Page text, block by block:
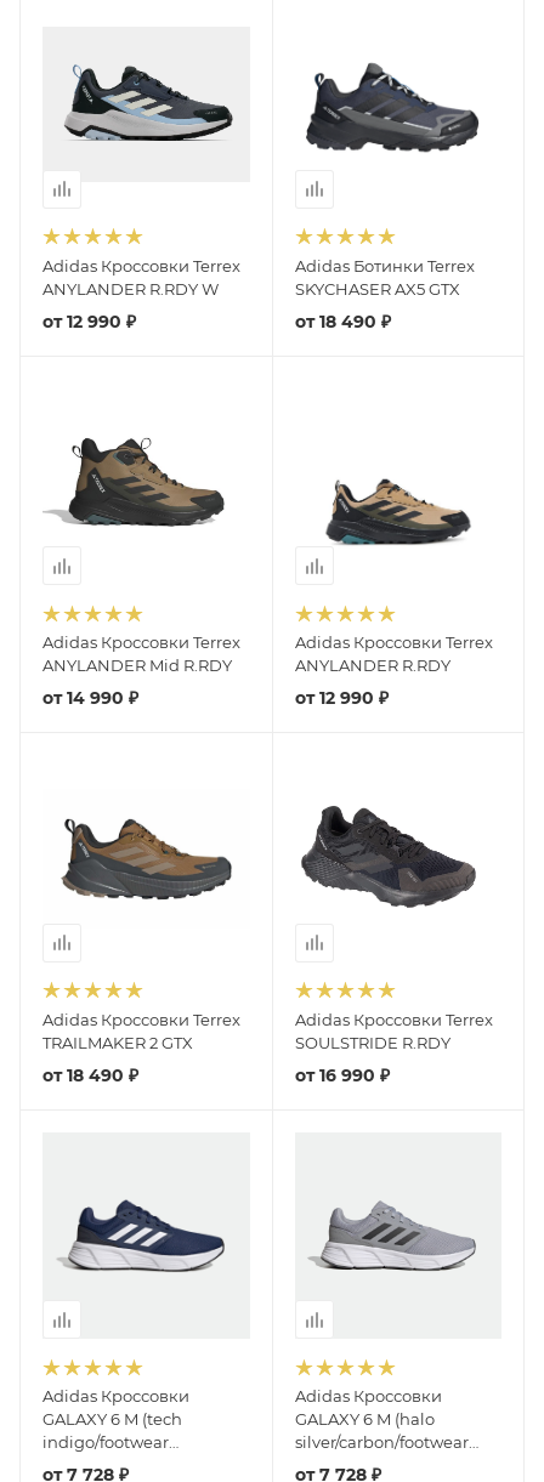
Adidas Кроссовки Terrex
ANYLANDER R.RDY W
от12 990 ₽
Adidas Ботинки Terrex
SKYCHASER AX5 GTX
от18 490 ₽
Adidas Кроссовки Terrex
ANYLANDER Mid R.RDY
от14 990 ₽
Adidas Кроссовки Terrex
ANYLANDER R.RDY
от12 990 ₽
Adidas Кроссовки Terrex
TRAILMAKER 2 GTX
от18 490 ₽
Adidas Кроссовки Terrex
SOULSTRIDE R.RDY
от16 990 ₽
Adidas Кроссовки
GALAXY 6 M (tech
indigo/footwear
white/legend ink)
от7 728 ₽
Adidas Кроссовки
GALAXY 6 M (halo
silver/carbon/footwear
white)
от7 728 ₽